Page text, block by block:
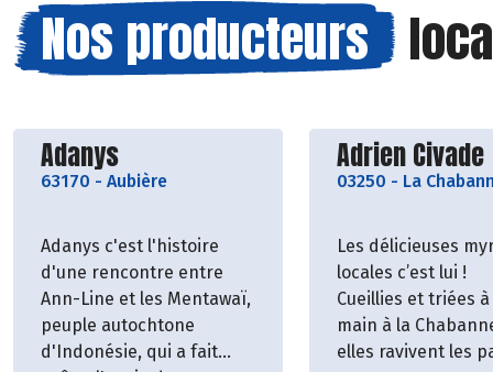
Nos producteurs
Découvrir le producteur
Adanys
63170 - Aubière
Adanys c'est l'histoire
d'une rencontre entre
Ann-Line et les Mentawaï,
peuple autochtone
d'Indonésie, qui a fait
Découvrir le
Adrien Civade
03250 - La
Les délicieuses
locales c’est lui !
Cueillies et triées à
main à la
elles ravivent les